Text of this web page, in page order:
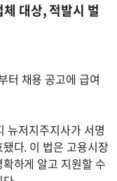
대상, 적발시 벌
터 채용 공고에 급여
뉴저지주지사가 서명
다. 이 법은 고용시장
하게 알고 지원할 수